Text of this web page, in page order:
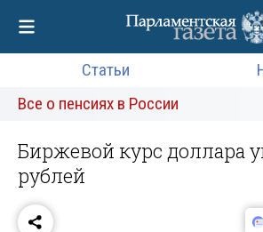
Статьи
Все о пенсиях в России
Биржевой курс доллара
рублей